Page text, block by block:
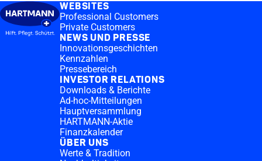
WEBSITES
Professional Customers
Private Customers
NEWS UND PRESSE
Innovationsgeschichten
Kennzahlen
Pressebereich
INVESTOR RELATIONS
Downloads & Berichte
Ad-hoc-Mitteilungen
Hauptversammlung
HARTMANN-Aktie
Finanzkalender
ÜBER UNS
Werte & Tradition